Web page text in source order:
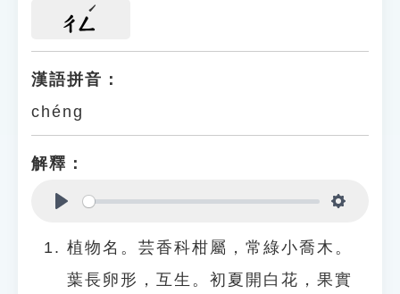
ㄔㄥ
漢語拼音：
chéng
解釋：
植物名。芸香科柑屬，常綠小喬木。
葉長卵形，互生。初夏開白花，果實